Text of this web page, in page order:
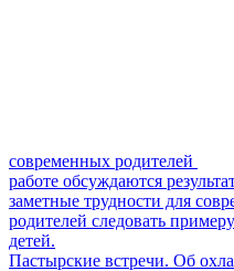
современных родителей
работе обсуждаются
заметные трудности для
родителей следовать
детей.
Пастырские встречи. Об